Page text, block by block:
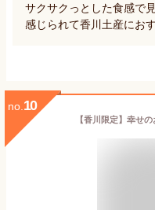
サクサクっとした食感で
感じられて香川土産にお
no. 10
【香川限定】幸せ